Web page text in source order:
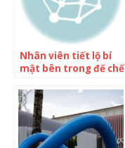
Nhân viên tiết lộ bí
mật bên trong đế chế
Zuckerberg: Meta là
một mớ hỗn độn, rất
nhiều người đang
được trả tiền mà
không làm gì cả